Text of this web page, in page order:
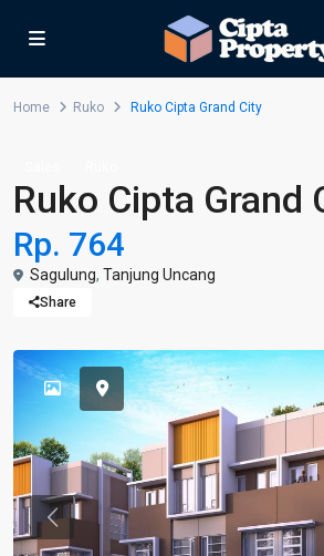
Home Ruko Ruko Cipta Grand City
Ruko Cipta Grand
Rp. 764
Sagulung, Tanjung Uncang
Share
Previous